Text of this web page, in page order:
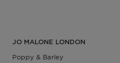
JO MALONE LONDON
Poppy & Barley